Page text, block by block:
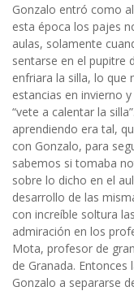
Gonzalo entró como
esta época los pajes
aulas, solamente
sentarse en el pupitre
enfriara la silla, lo que
estancias en invierno
“vete a calentar la
aprendiendo era tal,
con Gonzalo, para
sabemos si tomaba
sobre lo dicho en el
desarrollo de las
con increíble soltura
admiración en los
Mota, profesor de
de Granada.
Gonzalo a separarse